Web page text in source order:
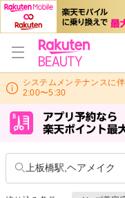
システムメンテナンスに
2:00〜5:30
上板橋駅,ヘアメイク